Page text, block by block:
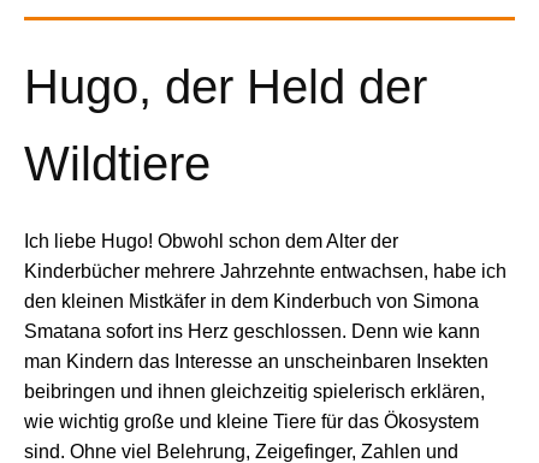
Hugo, der Held der
Wildtiere
Ich liebe Hugo! Obwohl schon dem Alter der
Kinderbücher mehrere Jahrzehnte entwachsen, habe ich
den kleinen Mistkäfer in dem Kinderbuch von Simona
Smatana sofort ins Herz geschlossen. Denn wie kann
man Kindern das Interesse an unscheinbaren Insekten
beibringen und ihnen gleichzeitig spielerisch erklären,
wie wichtig große und kleine Tiere für das Ökosystem
sind. Ohne viel Belehrung, Zeigefinger, Zahlen und